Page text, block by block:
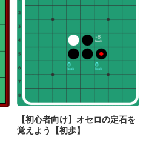
【初心者向け】オセロの定石を
覚えよう【初歩】